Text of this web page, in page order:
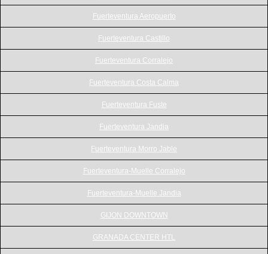
Fuerteventura Aeropuerto
Fuerteventura Castillo
Fuerteventura Corralejo
Fuerteventura Costa Calma
Fuerteventura Fuste
Fuerteventura Jandia
Fuerteventura Morro Jable
Fuerteventura-Muelle Corralejo
Fuerteventura-Muelle Jandia
GIJON DOWNTOWN
GRANADA CENTER HTL